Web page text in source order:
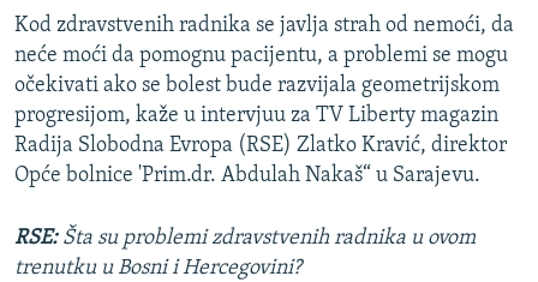
TV LIBERTY
POST SCRIPTUM
MOJA EVROPA
TRI DECENIJE OD RATA U BIH
NASTANAK I RASPAD JUGOSLAVIJE
Sve RFE/RL stranice
Auto 270p 360p 404p
1080p
360p
404p
Kod zdravstvenih radnika se javlja strah od nemoći, da
neće moći da pomognu pacijentu, a problemi se mogu
očekivati ako se bolest bude razvijala geometrijskom
progresijom, kaže u intervjuu za TV Liberty magazin
Radija Slobodna Evropa (RSE) Zlatko Kravić, direktor
Opće bolnice 'Prim.dr. Abdulah Nakaš“ u Sarajevu.
RSE: Šta su problemi zdravstvenih radnika u ovom
trenutku u Bosni i Hercegovini?